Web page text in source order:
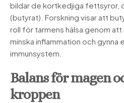
bildar de kortkedjiga fettsyror,
(butyrat). Forskning visar att
roll för tarmens hälsa genom att
minska inflammation och gynna
immunsystem.
Balans för magen
kroppen